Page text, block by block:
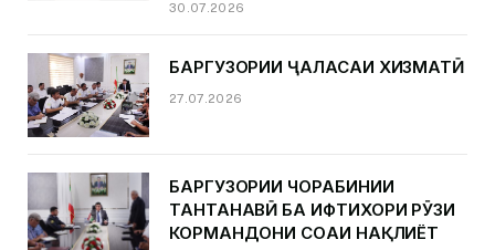
30.07.2026
БАРГУЗОРИИ ҶАЛАСАИ ХИЗМАТӢ
27.07.2026
БАРГУЗОРИИ ЧОРАБИНИИ
ТАНТАНАВӢ БА ИФТИХОРИ РӮЗИ
КОРМАНДОНИ СОҲАИ НАҚЛИЁТ